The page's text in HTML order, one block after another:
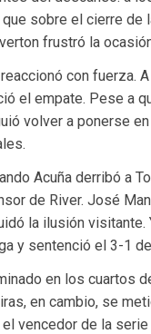
sobre el cierre de
frustró la
con fuerza.
el empate. Pese a
volver a ponerse
Acuña derribó a
de River. José
la ilusión
y sentenció el 3-1
en los cuartos
en cambio, se
vencedor de la